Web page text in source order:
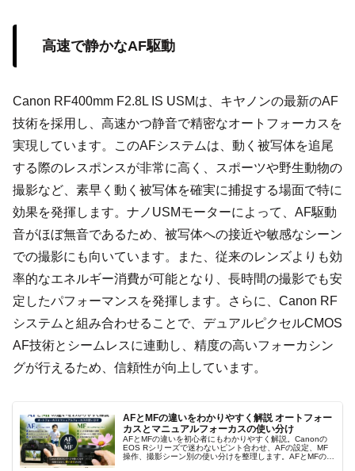
高速で静かなAF駆動
Canon RF400mm F2.8L IS USMは、キヤノンの最新のAF
技術を採用し、高速かつ静音で精密なオートフォーカスを
実現しています。このAFシステムは、動く被写体を追尾
する際のレスポンスが非常に高く、スポーツや野生動物の
撮影など、素早く動く被写体を確実に捕捉する場面で特に
効果を発揮します。ナノUSMモーターによって、AF駆動
音がほぼ無音であるため、被写体への接近や敏感なシーン
での撮影にも向いています。また、従来のレンズよりも効
率的なエネルギー消費が可能となり、長時間の撮影でも安
定したパフォーマンスを発揮します。さらに、Canon RF
システムと組み合わせることで、デュアルピクセルCMOS
AF技術とシームレスに連動し、精度の高いフォーカシン
グが行えるため、信頼性が向上しています。
AFとMFの違いをわかりやすく解説 オートフォー
カスとマニュアルフォーカスの使い分け
AFとMFの違いを初心者にもわかりやすく解説。Canonの
EOS Rシリーズで迷わないピント合わせ、AFの設定、MF
操作、撮影シーン別の使い分けを整理します。AFとMFの判